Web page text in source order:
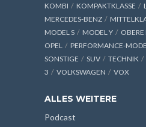
KOMBI
KOMPAKTKLASSE
MERCEDES-BENZ
MODEL S
MODEL Y
OBERE
OPEL
PERFORMANCE-
SONSTIGE
SUV TECHNIK
3
VOLKSWAGEN VOX
ALLES WEITERE
Podcast